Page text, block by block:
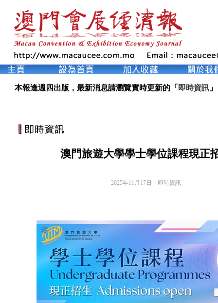
本報逢週四出版，最新消息請瀏覽實時更新的「 即時資訊 」
澳門旅遊大學學士學位課程現正
2025年11月17日 即時資訊